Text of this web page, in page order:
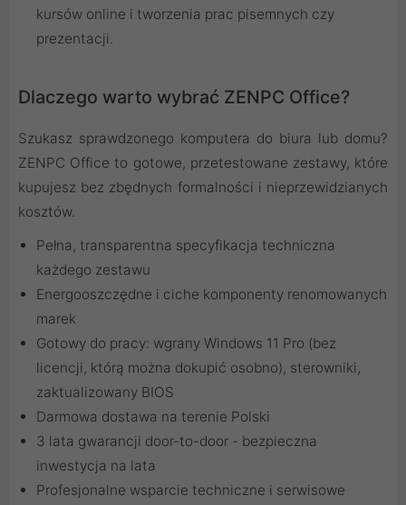
kursów online i tworzenia prac pisemnych czy
prezentacji.
Dlaczego warto wybrać ZENPC Office?
Szukasz sprawdzonego komputera do biura lub domu?
ZENPC Office to gotowe, przetestowane zestawy, które
kupujesz bez zbędnych formalności i nieprzewidzianych
kosztów.
Pełna, transparentna specyfikacja techniczna
każdego zestawu
Energooszczędne i ciche komponenty renomowanych
marek
Gotowy do pracy: wgrany Windows 11 Pro (bez
licencji, którą można dokupić osobno), sterowniki,
zaktualizowany BIOS
Darmowa dostawa na terenie Polski
3 lata gwarancji door-to-door - bezpieczna
inwestycja na lata
Profesjonalne wsparcie techniczne i serwisowe